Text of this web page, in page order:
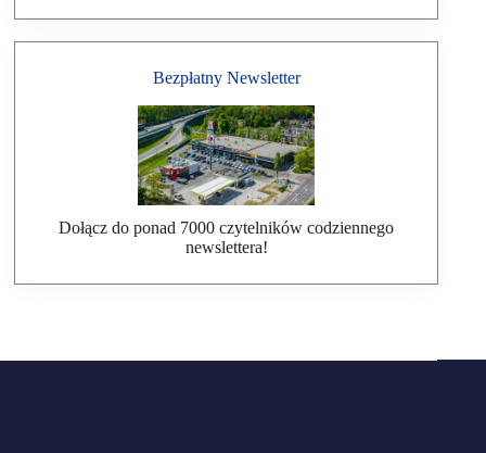
Bezpłatny Newsletter
Dołącz do ponad 7000 czytelników codziennego
newslettera!